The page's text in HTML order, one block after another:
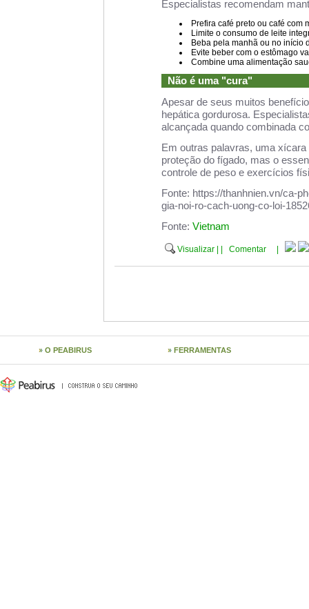
Especialistas recomendam
Prefira café preto ou café com
Limite o consumo de leite
Beba pela manhã ou no início
Evite beber com o estômago
Combine uma alimentação
Não é uma "cura"
Apesar de seus muitos
hepática gordurosa.
alcançada quando combinada
Em outras palavras, uma
proteção do fígado, mas o
controle de peso e exercícios
Fonte: https://thanhnien.vn/ca-
gia-noi-ro-cach-uong-co-loi-
Fonte: Vietnam
Visualizar | | Comentar |
O PEABIRUS FERRAMENTAS